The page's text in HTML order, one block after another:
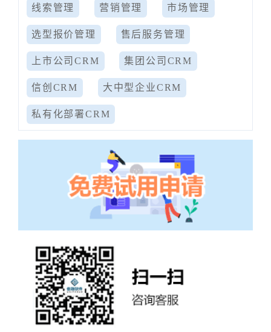
线索管理 营销管理 市场管理
选型报价管理 售后服务管理
上市公司CRM 集团公司CRM
信创CRM 大中型企业CRM
私有化部署CRM